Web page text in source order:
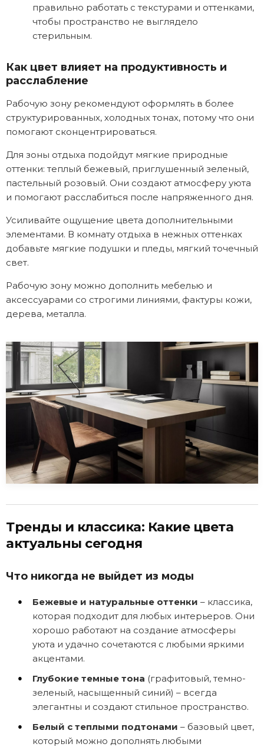
правильно работать с текстурами и оттенками,
чтобы пространство не выглядело
стерильным.
Как цвет влияет на продуктивность и
расслабление
Рабочую зону рекомендуют оформлять в более
структурированных, холодных тонах, потому что они
помогают сконцентрироваться.
Для зоны отдыха подойдут мягкие природные
оттенки: теплый бежевый, приглушенный зеленый,
пастельный розовый. Они создают атмосферу уюта
и помогают расслабиться после напряженного дня.
Усиливайте ощущение цвета дополнительными
элементами. В комнату отдыха в нежных оттенках
добавьте мягкие подушки и пледы, мягкий точечный
свет.
Рабочую зону можно дополнить мебелью и
аксессуарами со строгими линиями, фактуры кожи,
дерева, металла.
Тренды и классика: Какие цвета
актуальны сегодня
Что никогда не выйдет из моды
Бежевые и натуральные оттенки – классика,
которая подходит для любых интерьеров. Они
хорошо работают на создание атмосферы
уюта и удачно сочетаются с любыми яркими
акцентами.
Глубокие темные тона (графитовый, темно-
зеленый, насыщенный синий) – всегда
элегантны и создают стильное пространство.
Белый с теплыми подтонами – базовый цвет,
который можно дополнять любыми